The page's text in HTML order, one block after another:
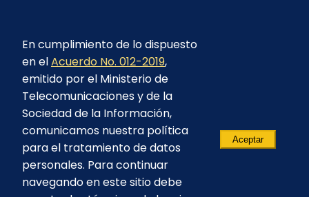
En cumplimiento de lo dispuesto
en elAcuerdo No. 012-2019,
emitido por el Ministerio de
Telecomunicaciones y de la
Sociedad de la Información,
comunicamos nuestra política
para el tratamiento de datos
personales. Para continuar
navegando en este sitio debe
Aceptar